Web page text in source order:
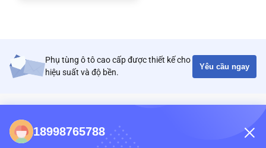
Phụ tùng ô tô cao cấp được thiết kế cho
hiệu suất và độ bền.
Yêu cầu ngay
86-0731-198823123-11
18998765788